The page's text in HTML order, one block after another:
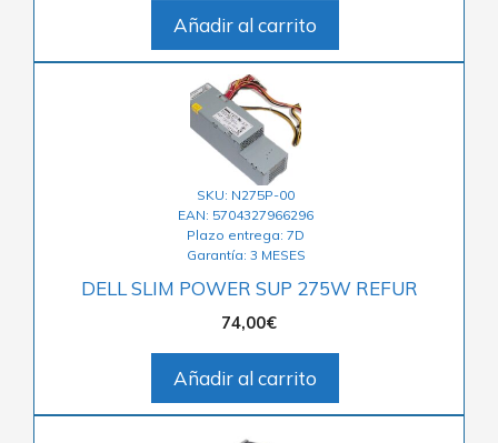
Añadir al carrito
SKU: N275P-00
EAN: 5704327966296
Plazo entrega: 7D
Garantía: 3 MESES
DELL SLIM POWER SUP 275W REFUR
74,00€
Añadir al carrito